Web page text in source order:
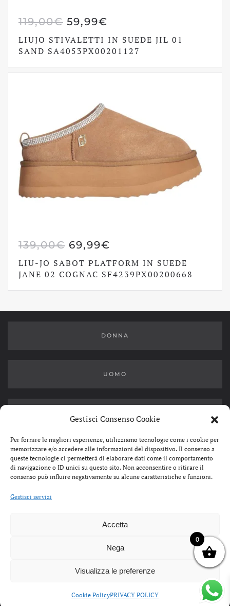
Gestisci Consenso Cookie
Per fornire le migliori esperienze, utilizziamo tecnologie come i cookie per
memorizzare e/o accedere alle informazioni del dispositivo. Il consenso a
queste tecnologie ci permetterà di elaborare dati come il comportamento
di navigazione o ID unici su questo sito. Non acconsentire o ritirare il
consenso può influire negativamente su alcune caratteristiche e funzioni.
Gestisci servizi
Accetta
Nega
Visualizza le preferenze
Cookie PolicyPRIVACY POLICY
119,00€ IL
PREZZO
ORIGINALE
ERA:
59,99€
PREZZO
ATTUALE
È:
LIUJO STIVALETTI IN SUEDE JIL 01
SAND SA4053PX00201127
139,00€ IL
PREZZO
ORIGINALE
ERA:
69,99€
PREZZO
ATTUALE
È:
LIU-JO SABOT PLATFORM IN SUEDE
JANE 02 COGNAC SF4239PX00200668
DONNA
UOMO
PRIVACY POLICY
SPEDIZIONI E RESI
SITEMAP
0